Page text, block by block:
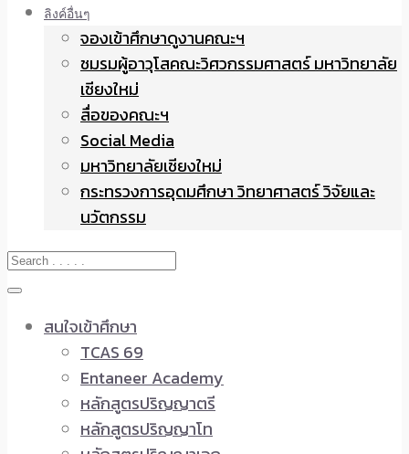
ลิงค์อื่นๆ
จองเข้าศึกษาดูงานคณะฯ
ชมรมผู้อาวุโสคณะวิศวกรรมศาสตร์ มหาวิทยาลัย
เชียงใหม่
สื่อของคณะฯ
Social Media
มหาวิทยาลัยเชียงใหม่
กระทรวงการอุดมศึกษา วิทยาศาสตร์ วิจัยและ
นวัตกรรม
สนใจเข้าศึกษา
TCAS 69
Entaneer Academy
หลักสูตรปริญญาตรี
หลักสูตรปริญญาโท